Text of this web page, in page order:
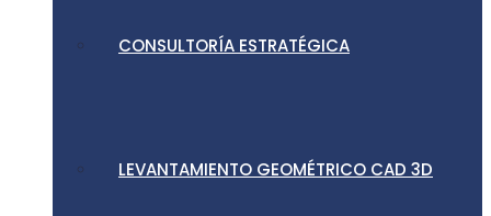
CONSULTORÍA ESTRATÉGICA
LEVANTAMIENTO GEOMÉTRICO CAD 3D